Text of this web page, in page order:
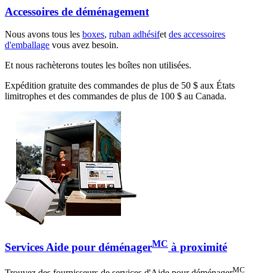
Accessoires de déménagement
Nous avons tous les boxes, ruban adhésifetdes accessoires
d'emballage vous avez besoin.
Et nous rachèterons toutes les boîtes non utilisées.
Expédition gratuite des commandes de plus de 50 $ aux États
limitrophes et des commandes de plus de 100 $ au Canada.
Services Aide pour déménagerMC à proximité
MC